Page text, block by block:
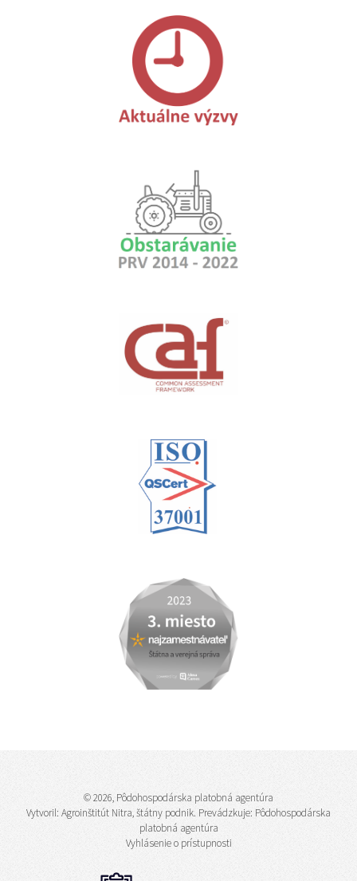
© 2026, Pôdohospodárska platobná agentúra
Vytvoril: Agroinštitút Nitra, štátny podnik. Prevádzkuje: Pôdohospodárska
platobná agentúra
Vyhlásenie o prístupnosti